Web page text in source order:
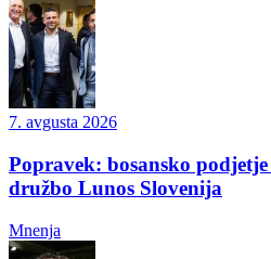
7. avgusta 2026
Popravek: bosansko
družbo Lunos Slovenija
Mnenja